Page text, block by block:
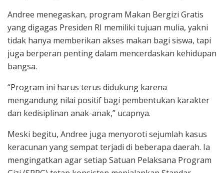
Andree menegaskan, program Makan Bergizi Gratis
yang digagas Presiden RI memiliki tujuan mulia, yakni
tidak hanya memberikan akses makan bagi siswa, tapi
juga berperan penting dalam mencerdaskan kehidupan
bangsa.
“Program ini harus terus didukung karena
mengandung nilai positif bagi pembentukan karakter
dan kedisiplinan anak-anak,” ucapnya.
Meski begitu, Andree juga menyoroti sejumlah kasus
keracunan yang sempat terjadi di beberapa daerah. Ia
mengingatkan agar setiap Satuan Pelaksana Program